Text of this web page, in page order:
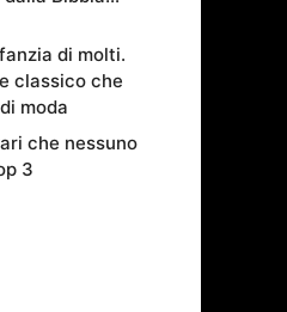
di molti.
classico che
moda
che nessuno
3